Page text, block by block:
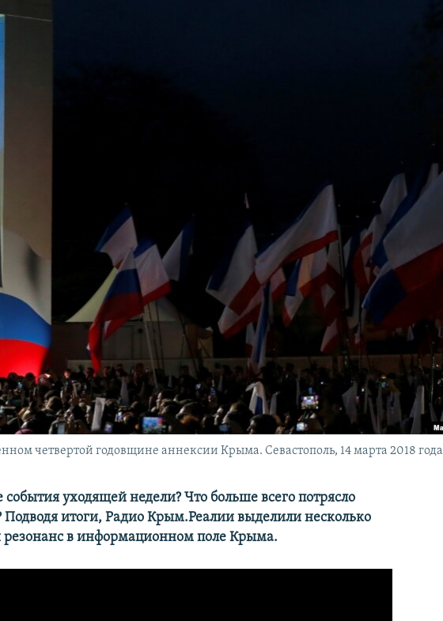
четвертой годовщине аннексии Крыма. Севастополь, 14 марта 2018 года
уходящей недели? Что больше всего потрясло
Подводя итоги, Радио Крым.Реалии выделили несколько
резонанс в информационном поле Крыма.